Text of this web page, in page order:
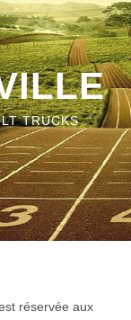
TRUCKS
réservée aux